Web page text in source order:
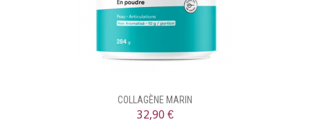
COLLAGÈNE MARIN
32,90 €